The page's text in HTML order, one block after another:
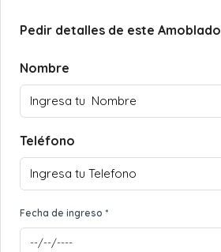
Pedir detalles de este Amoblado
Nombre
Teléfono
Fecha de ingreso *